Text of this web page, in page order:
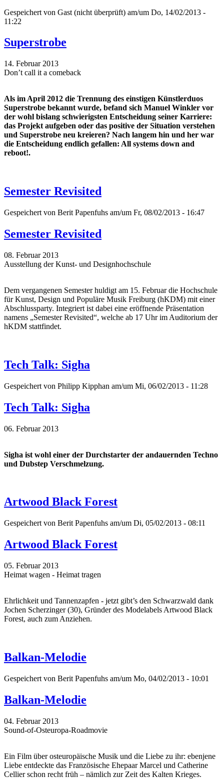
Gespeichert von Gast (nicht überprüft) am/um Do, 14/02/2013 -
11:22
Superstrobe
14. Februar 2013
Don’t call it a comeback
Als im April 2012 die Trennung des einstigen Künstlerduos
Superstrobe bekannt wurde, befand sich Manuel Winkler vor
der wohl bislang schwierigsten Entscheidung seiner Karriere:
das Projekt aufgeben oder das positive der Situation verstehen
und Superstrobe neu kreieren? Nach langem hin und her war
die Entscheidung endlich gefallen: All systems down and
reboot!.
Semester Revisited
Gespeichert von Berit Papenfuhs am/um Fr, 08/02/2013 - 16:47
Semester Revisited
08. Februar 2013
Ausstellung der Kunst- und Designhochschule
Dem vergangenen Semester huldigt am 15. Februar die Hochschule
für Kunst, Design und Populäre Musik Freiburg (hKDM) mit einer
Abschlussparty. Integriert ist dabei eine eröffnende Präsentation
namens „Semester Revisited“, welche ab 17 Uhr im Auditorium der
hKDM stattfindet.
Tech Talk: Sigha
Gespeichert von Philipp Kipphan am/um Mi, 06/02/2013 - 11:28
Tech Talk: Sigha
06. Februar 2013
Sigha ist wohl einer der Durchstarter der andauernden Techno
und Dubstep Verschmelzung.
Artwood Black Forest
Gespeichert von Berit Papenfuhs am/um Di, 05/02/2013 - 08:11
Artwood Black Forest
05. Februar 2013
Heimat wagen - Heimat tragen
Ehrlichkeit und Tannenzapfen - jetzt gibt’s den Schwarzwald dank
Jochen Scherzinger (30), Gründer des Modelabels Artwood Black
Forest, auch zum Anziehen.
Balkan-Melodie
Gespeichert von Berit Papenfuhs am/um Mo, 04/02/2013 - 10:01
Balkan-Melodie
04. Februar 2013
Sound-of-Osteuropa-Roadmovie
Ein Film über osteuropäische Musik und die Liebe zu ihr: ebenjene
Liebe entdeckte das Französische Ehepaar Marcel und Catherine
Cellier schon recht früh – nämlich zur Zeit des Kalten Krieges.